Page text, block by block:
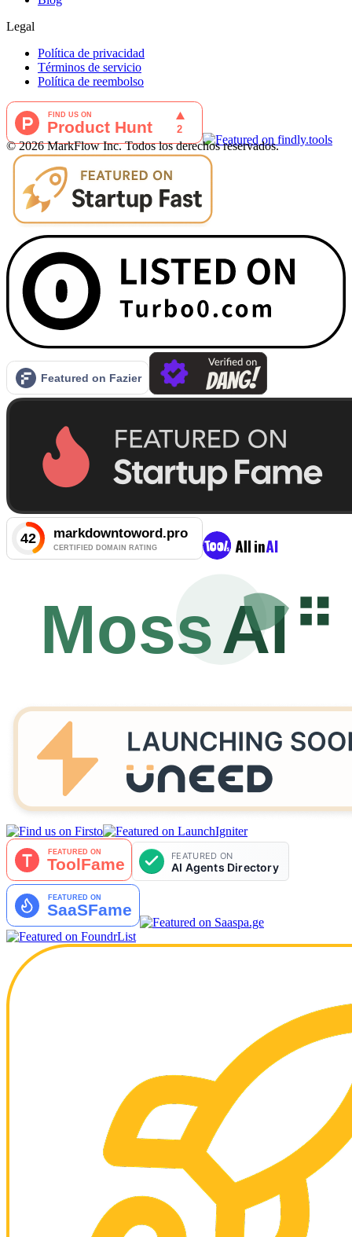
Legal
Política de privacidad
Términos de servicio
Política de reembolso
©2026MarkFlow Inc.Todos los derechos reservados.